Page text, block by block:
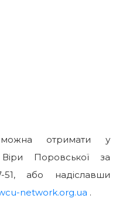
можна отримати у
Поровської за
51, або надіславши
network.org.ua .